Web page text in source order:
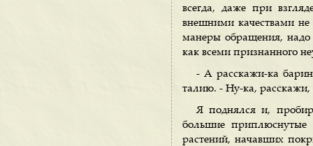
всегда, даже при
внешними качествами не
манеры обращения, надо
как всеми признанного
- А расскажи-ка
талию. - Ну-ка,
Я поднялся и,
большие
растений, начавших